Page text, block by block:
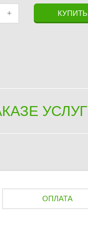
+ КУПИТЬ
УСЛУГ
ОПЛАТА